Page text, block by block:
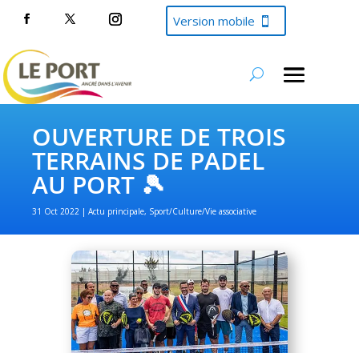
Version mobile
OUVERTURE DE TROIS
TERRAINS DE PADEL
AU PORT 🎾
31 Oct 2022 Actu principale, Sport/Culture/Vie associative